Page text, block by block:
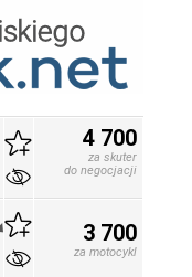
4 700
za skuter
do negocjacji
3 700
za motocykl